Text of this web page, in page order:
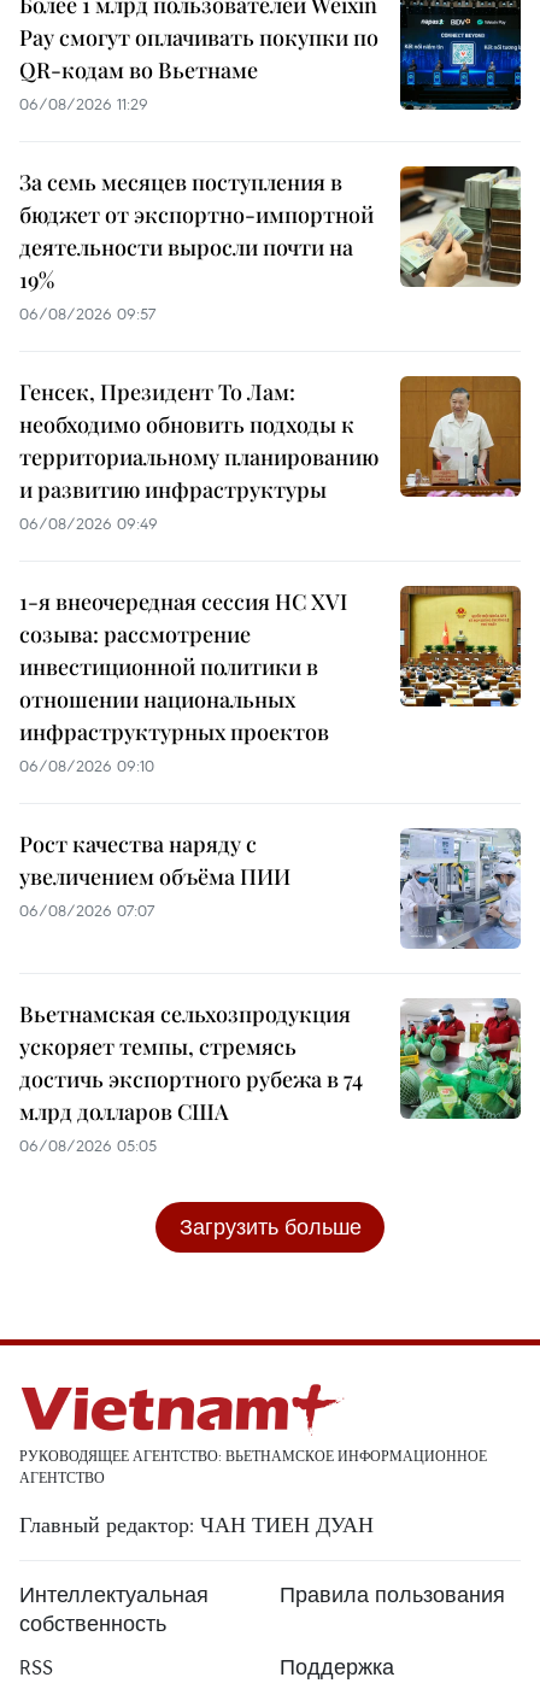
Pay смогут оплачивать покупки по
QR-кодам во Вьетнаме
06/08/2026 11:29
За семь месяцев поступления в
бюджет от экспортно-импортной
деятельности выросли почти на
19%
06/08/2026 09:57
Генсек, Президент То Лам:
необходимо обновить подходы к
территориальному планированию
и развитию инфраструктуры
06/08/2026 09:49
1-я внеочередная сессия НС XVI
созыва: рассмотрение
инвестиционной политики в
отношении национальных
инфраструктурных проектов
06/08/2026 09:10
Рост качества наряду с
увеличением объёма ПИИ
06/08/2026 07:07
Вьетнамская сельхозпродукция
ускоряет темпы, стремясь
достичь экспортного рубежа в 74
млрд долларов США
06/08/2026 05:05
Загрузить больше
РУКОВОДЯЩЕЕ АГЕНТСТВО: ВЬЕТНАМСКОЕ ИНФОРМАЦИОННОЕ
АГЕНТСТВО
Главный редактор: ЧАН ТИЕН ДУАН
Интеллектуальная
собственность
Правила пользования
RSS Поддержка